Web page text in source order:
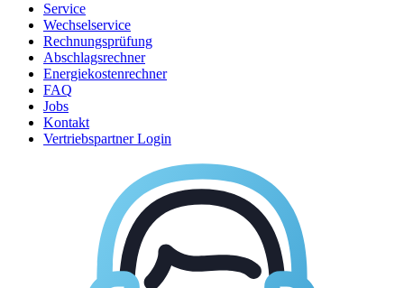
Service
Wechselservice
Rechnungsprüfung
Abschlagsrechner
Energiekostenrechner
FAQ
Jobs
Kontakt
Vertriebspartner Login